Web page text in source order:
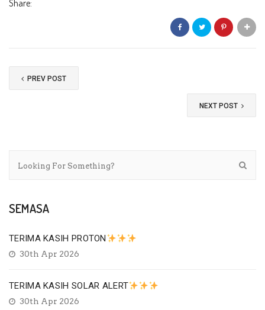
Share:
PREV POST
NEXT POST
SEMASA
TERIMA KASIH PROTON
30th Apr 2026
TERIMA KASIH SOLAR ALERT
30th Apr 2026